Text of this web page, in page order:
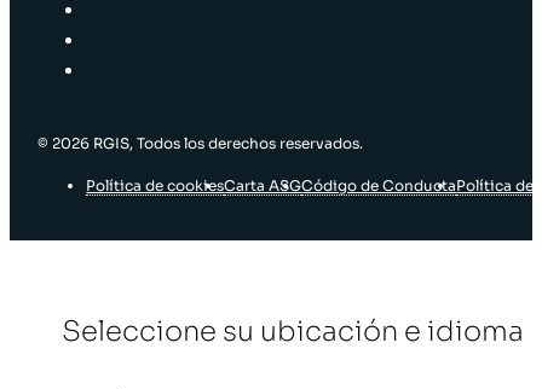
© 2026 RGIS, Todos los derechos reservados.
Política de cookiesCarta ASGCódigo de ConductaPolítica de
Seleccione su ubicación e idioma